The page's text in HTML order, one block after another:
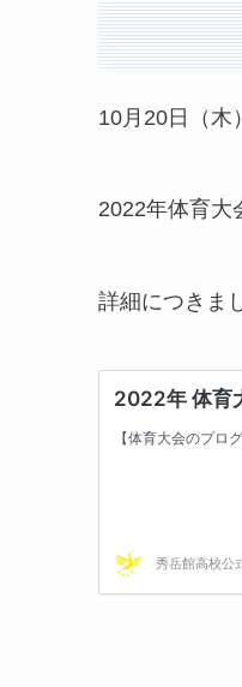
10月20日（木
2022年体育大
詳細につきま